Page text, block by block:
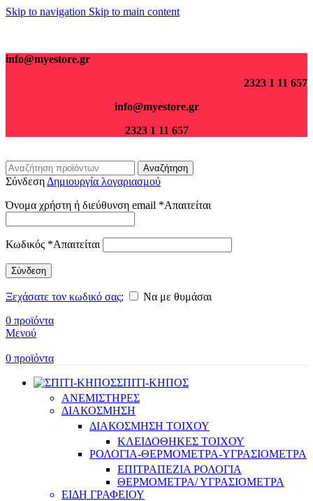
Skip to navigation Skip to main content
info@myestore.gr
2323 1 11 657
info@myestore.gr
2323 1 11 657
Αναζήτηση
Σύνδεση Δημιουργία λογαριασμού
Όνομα χρήστη ή διεύθυνση email *Απαιτείται
Κωδικός *Απαιτείται
Σύνδεση
Ξεχάσατε τον κωδικό σας;
Να με θυμάσαι
0 προϊόντα
Μενού
0 προϊόντα
ΣΠΙΤΙ-ΚΗΠΟΣ
ΑΝΕΜΙΣΤΗΡΕΣ
ΔΙΑΚΟΣΜΗΣΗ
ΔΙΑΚΟΣΜΗΣΗ ΤΟΙΧΟΥ
ΚΛΕΙΔΟΘΗΚΕΣ ΤΟΙΧΟΥ
ΡΟΛΟΓΙΑ-ΘΕΡΜΟΜΕΤΡΑ-ΥΓΡΑΣΙΟΜΕΤΡΑ
ΕΠΙΤΡΑΠΕΖΙΑ ΡΟΛΟΓΙΑ
ΘΕΡΜΟΜΕΤΡΑ/ ΥΓΡΑΣΙΟΜΕΤΡΑ
ΕΙΔΗ ΓΡΑΦΕΙΟΥ